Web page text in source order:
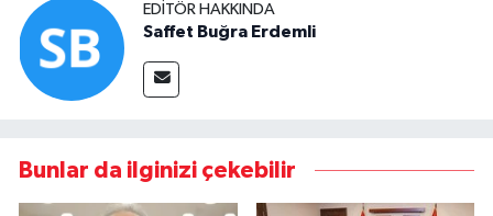
EDITÖR HAKKINDA
Saffet Buğra Erdemli
Bunlar da ilginizi çekebilir